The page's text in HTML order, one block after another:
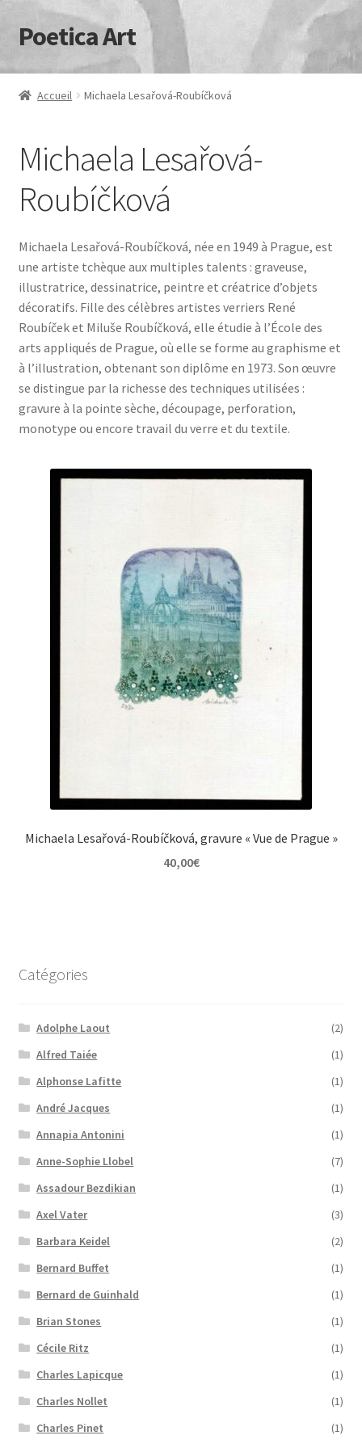
Aller
à
la
navigation
Aller
au
contenu
Poetica Art
Accueil Michaela Lesařová-Roubíčková
Michaela Lesařová-
Roubíčková
Michaela Lesařová-Roubíčková, née en 1949 à Prague, est
une artiste tchèque aux multiples talents : graveuse,
illustratrice, dessinatrice, peintre et créatrice d’objets
décoratifs. Fille des célèbres artistes verriers René
Roubíček et Miluše Roubíčková, elle étudie à l’École des
arts appliqués de Prague, où elle se forme au graphisme et
à l’illustration, obtenant son diplôme en 1973. Son œuvre
se distingue par la richesse des techniques utilisées :
gravure à la pointe sèche, découpage, perforation,
monotype ou encore travail du verre et du textile.
Michaela Lesařová-Roubíčková, gravure « Vue de Prague »
40,00€
Catégories
Adolphe Laout
(2)
Alfred Taiée
(1)
Alphonse Lafitte
(1)
André Jacques
(1)
Annapia Antonini
(1)
Anne-Sophie Llobel
(7)
Assadour Bezdikian
(1)
Axel Vater
(3)
Barbara Keidel
(2)
Bernard Buffet
(1)
Bernard de Guinhald
(1)
Brian Stones
(1)
Cécile Ritz
(1)
Charles Lapicque
(1)
Charles Nollet
(1)
Charles Pinet
(1)